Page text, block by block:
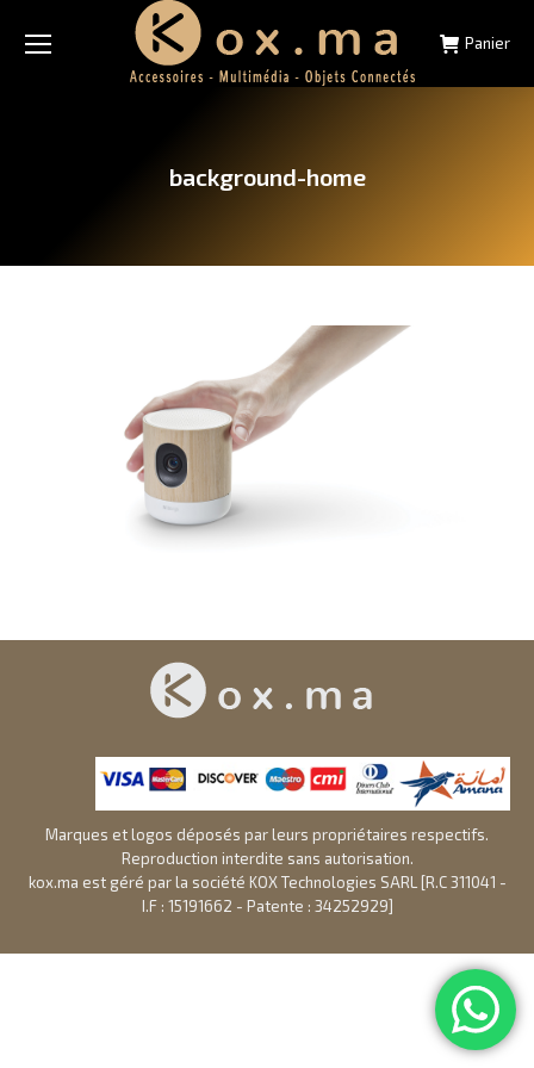
Panier
background-home
Marques et logos déposés par leurs propriétaires respectifs.
Reproduction interdite sans autorisation.
kox.ma est géré par la société KOX Technologies SARL [R.C 311041 -
I.F : 15191662 - Patente : 34252929]